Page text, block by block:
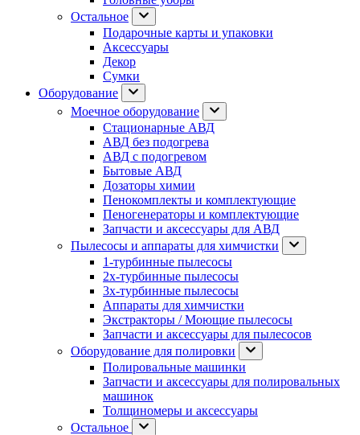
Остальное
Подарочные карты и упаковки
Аксессуары
Декор
Сумки
Оборудование
Моечное оборудование
Стационарные АВД
АВД без подогрева
АВД с подогревом
Бытовые АВД
Дозаторы химии
Пенокомплекты и комплектующие
Пеногенераторы и комплектующие
Запчасти и аксессуары для АВД
Пылесосы и аппараты для химчистки
1-турбинные пылесосы
2х-турбинные пылесосы
3х-турбинные пылесосы
Аппараты для химчистки
Экстракторы / Моющие пылесосы
Запчасти и аксессуары для пылесосов
Оборудование для полировки
Полировальные машинки
Запчасти и аксессуары для полировальных
машинок
Толщиномеры и аксессуары
Остальное